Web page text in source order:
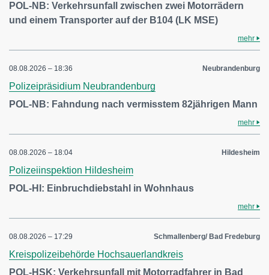
POL-NB: Verkehrsunfall zwischen zwei Motorrädern
und einem Transporter auf der B104 (LK MSE)
mehr
08.08.2026 – 18:36 Neubrandenburg
Polizeipräsidium Neubrandenburg
POL-NB: Fahndung nach vermisstem 82jährigen Mann
mehr
08.08.2026 – 18:04 Hildesheim
Polizeiinspektion Hildesheim
POL-HI: Einbruchdiebstahl in Wohnhaus
mehr
08.08.2026 – 17:29 Schmallenberg/ Bad Fredeburg
Kreispolizeibehörde Hochsauerlandkreis
POL-HSK: Verkehrsunfall mit Motorradfahrer in Bad